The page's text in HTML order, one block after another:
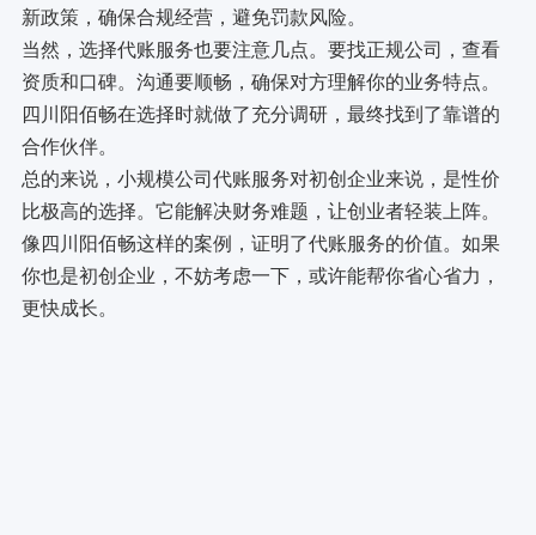
新政策，确保合规经营，避免罚款风险。
当然，选择代账服务也要注意几点。要找正规公司，查看
资质和口碑。沟通要顺畅，确保对方理解你的业务特点。
四川阳佰畅在选择时就做了充分调研，最终找到了靠谱的
合作伙伴。
总的来说，小规模公司代账服务对初创企业来说，是性价
比极高的选择。它能解决财务难题，让创业者轻装上阵。
像四川阳佰畅这样的案例，证明了代账服务的价值。如果
你也是初创企业，不妨考虑一下，或许能帮你省心省力，
更快成长。